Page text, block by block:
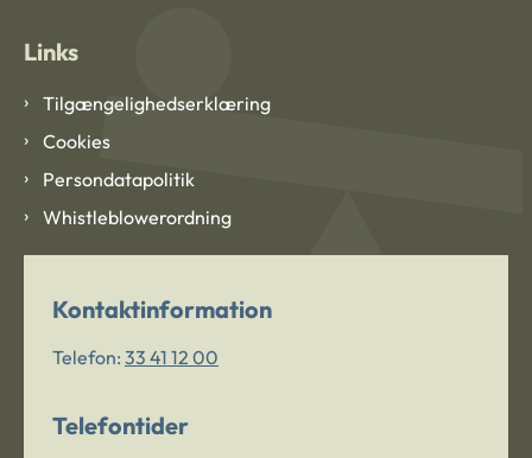
Links
Tilgængelighedserklæring
Cookies
Persondatapolitik
Whistleblowerordning
Kontaktinformation
Telefon: 33 41 12 00
Telefontider